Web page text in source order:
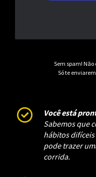
Sem spam!
Só te
Você está
Sabemos que
hábitos difíceis
pode trazer
corrida.